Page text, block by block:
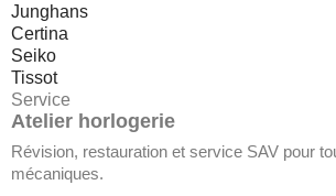
Junghans
Certina
Seiko
Tissot
Service
Atelier horlogerie
Révision, restauration et service SAV pour
mécaniques.